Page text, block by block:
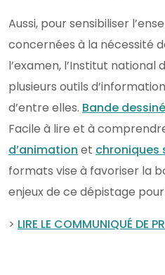
Aussi, pour sensibiliser
concernées à la nécessité
l’examen, l’Institut
plusieurs outils
d’entre elles. Bande
Facile à lire et à
d’animation et chroniques
formats vise à favoriser la
enjeux de ce dépistage
> LIRE LE COMMUNIQUÉ DE